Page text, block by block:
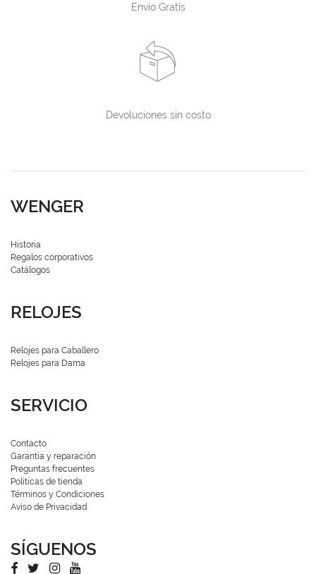
Envío Gratis
Devoluciones sin costo
WENGER
Historia
Regalos corporativos
Catálogos
RELOJES
Relojes para Caballero
Relojes para Dama
SERVICIO
Contacto
Garantía y reparación
Preguntas frecuentes
Políticas de tienda
Términos y Condiciones
Aviso de Privacidad
SÍGUENOS